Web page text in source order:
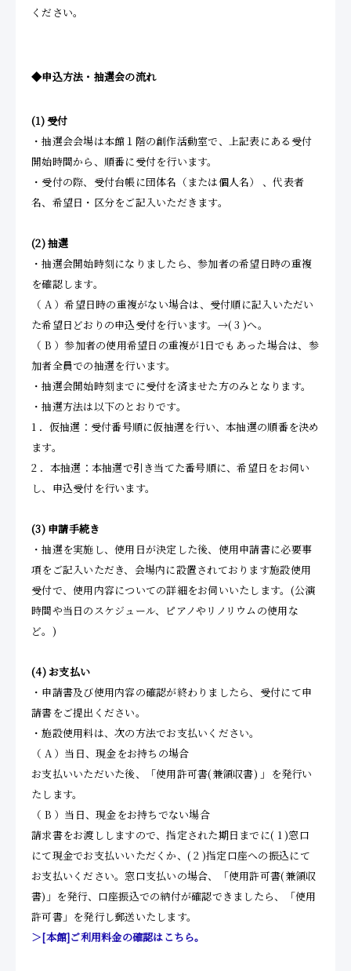
令和４年(2022年)
令和４年(2022年)
ください。
◆申込方法・抽選会の流れ
(1)受付
・抽選会会場は本館１階の創作活動室で、上記表にある受付
開始時間から、順番に受付を行います。
・受付の際、受付台帳に団体名（または個人名） 、代表者
名、希望日・区分をご記入いただきます。
(2)抽選
・抽選会開始時刻になりましたら、参加者の希望日時の重複
を確認します。
（ A ）希望日時の重複がない場合は、受付順に記入いただい
た希望日どおりの申込受付を行います。→( 3 )へ。
（ B ）参加者の使用希望日の重複が1日でもあった場合は、参
加者全員での抽選を行います。
・抽選会開始時刻までに受付を済ませた方のみとなります。
・抽選方法は以下のとおりです。
1 ．仮抽選：受付番号順に仮抽選を行い、本抽選の順番を決め
ます。
2 ．本抽選：本抽選で引き当てた番号順に、希望日をお伺い
し、申込受付を行います。
(3) 申請手続き
・抽選を実施し、使用日が決定した後、使用申請書に必要事
項をご記入いただき、会場内に設置されております施設使用
受付で、使用内容についての詳細をお伺いいたします。(公演
時間や当日のスケジュール、ピアノやリノリウムの使用な
ど。)
(4)お支払い
・申請書及び使用内容の確認が終わりましたら、受付にて申
請書をご提出ください。
・施設使用料は、次の方法でお支払いください。
（ A ）当日、現金をお持ちの場合
お支払いいただいた後、「使用許可書(兼領収書) 」を発行い
たします。
（ B ）当日、現金をお持ちでない場合
請求書をお渡ししますので、指定された期日までに( 1 )窓口
にて現金でお支払いいただくか、( 2 )指定口座への振込にて
お支払いください。窓口支払いの場合、「使用許可書(兼領収
書)」を発行、口座振込での納付が確認できましたら、「使用
許可書」を発行し郵送いたします。
＞[本館]ご利用料金の確認はこちら。